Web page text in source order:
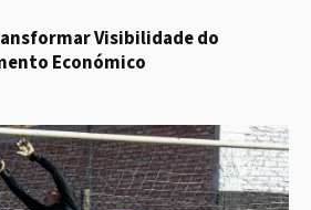
Visibilidade do
Económico